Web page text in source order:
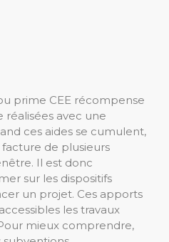
prime CEE récompense
réalisées avec une
ces aides se cumulent,
de plusieurs
Il est donc
sur les dispositifs
un projet. Ces apports
les travaux
mieux comprendre,